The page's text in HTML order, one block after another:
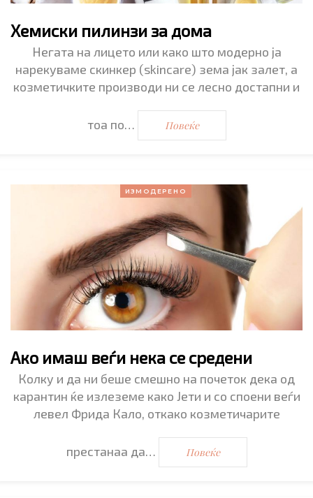
Хемиски пилинзи за дома
Негата на лицето или како што модерно ја
нарекуваме скинкер (skincare) зема јак залет, а
козметичките производи ни се лесно достапни и
тоа по… Повеќе
ИЗМОДЕРЕНО
Ако имаш веѓи нека се средени
Колку и да ни беше смешно на почеток дека од
карантин ќе излеземе како Јети и со споени веѓи
левел Фрида Кало, откако козметичарите
престанаа да… Повеќе